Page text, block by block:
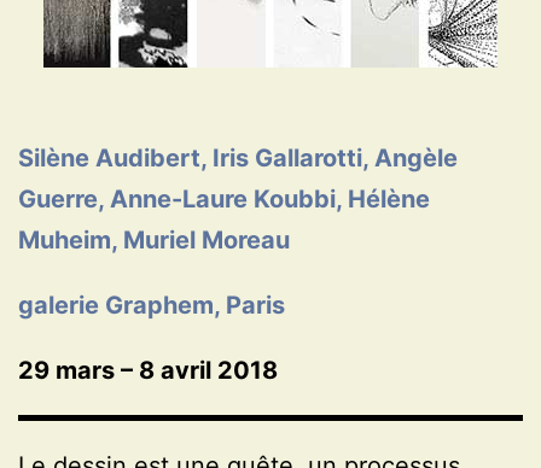
Silène Audibert, Iris Gallarotti, Angèle
Guerre, Anne-Laure Koubbi, Hélène
Muheim, Muriel Moreau
galerie Graphem, Paris
29 mars – 8 avril 2018